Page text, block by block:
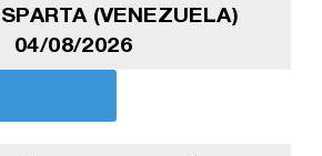
(VENEZUELA)
04/08/2026